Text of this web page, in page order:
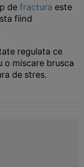
de fractura este
fiind
regulata ce
o miscare brusca
de stres.